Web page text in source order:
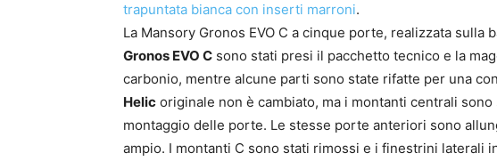
trapuntata bianca con inserti marroni.
La Mansory Gronos EVO C a cinque porte, realizzata sulla
Gronos EVO C sono stati presi il pacchetto tecnico e la
carbonio, mentre alcune parti sono state rifatte per una
Helic originale non è cambiato, ma i montanti centrali
montaggio delle porte. Le stesse porte anteriori sono
ampio. I montanti C sono stati rimossi e i finestrini laterali